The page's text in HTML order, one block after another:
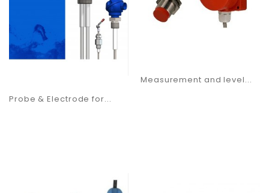
Probe & Electrode for...
Measurement and level...